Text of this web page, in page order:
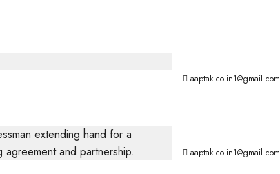
aaptak.co.in1@gmail.com
aaptak.co.in1@gmail.com